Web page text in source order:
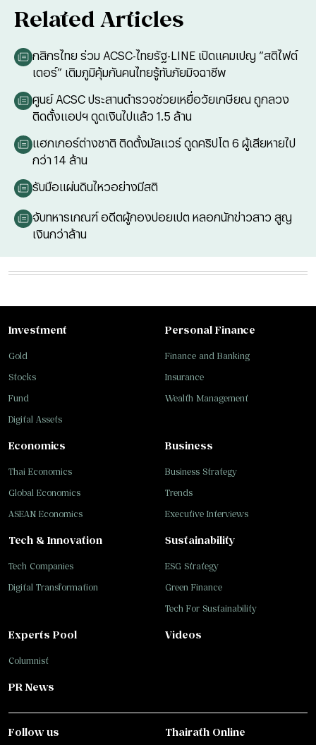
Related Articles
กสิกรไทย ร่วม ACSC-ไทยรัฐ-LINE เปิดแคมเปญ “สติไฟต์
เตอร์” เติมภูมิคุ้มกันคนไทยรู้ทันภัยมิจฉาชีพ
ศูนย์ ACSC ประสานตำรวจช่วยเหยื่อวัยเกษียณ ถูกลวง
ติดตั้งแอปฯ ดูดเงินไปแล้ว 1.5 ล้าน
แฮกเกอร์ต่างชาติ ติดตั้งมัลแวร์ ดูดคริปโต 6 ผู้เสียหายไป
กว่า 14 ล้าน
รับมือแผ่นดินไหวอย่างมีสติ
จับทหารเกณฑ์ อดีตผู้กองปอยเปต หลอกนักข่าวสาว สูญ
เงินกว่าล้าน
Investment
Gold
Stocks
Fund
Digital Assets
Personal Finance
Finance and Banking
Insurance
Wealth Management
Business
Business Strategy
Trends
Executive Interviews
Tech & Innovation
Tech Companies
Digital Transformation
Sustainability
ESG Strategy
Green Finance
Tech For Sustainability
Economics
Thai Economics
Global Economics
ASEAN Economics
Experts Pool
Columnist
Videos
PR News
Follow us Thairath Online